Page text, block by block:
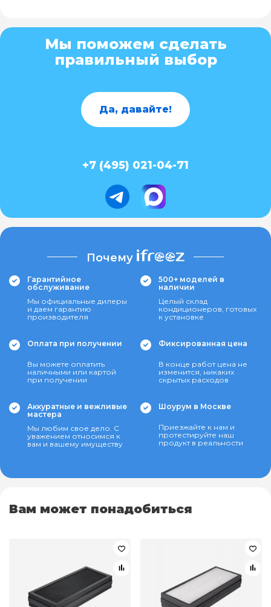
Мы поможем сделать
правильный выбор
Да, давайте!
+7 (495) 021-04-71
Почему
Гарантийное
обслуживание
Мы официальные дилеры
и даем гарантию
производителя
500+ моделей в
наличии
Целый склад
кондиционеров, готовых
к установке
Оплата при получении
Вы можете оплатить
наличными или картой
при получении
Фиксированная цена
В конце работ цена не
изменится, никаких
скрытых расходов
Аккуратные и вежливые
мастера
Мы любим свое дело. С
уважением относимся к
вам и вашему имуществу
Шоурум в Москве
Приезжайте к нам и
протестируйте наш
продукт в реальности
Вам может понадобиться